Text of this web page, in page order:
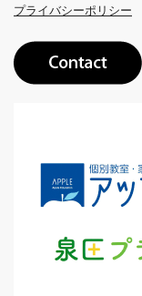
プライバシーポリシー